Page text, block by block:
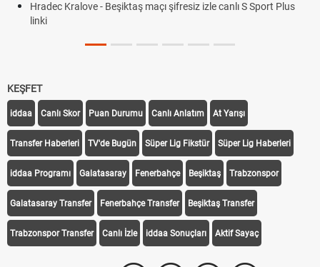
Hradec Kralove - Beşiktaş maçı şifresiz izle canlı S Sport Plus
linki
KEŞFET
iddaa Canlı Skor Puan Durumu Canlı Anlatım At Yarışı
Transfer Haberleri TV'de Bugün Süper Lig Fikstür Süper Lig Haberleri
iddaa Programı Galatasaray Fenerbahçe Beşiktaş Trabzonspor
Galatasaray Transfer Fenerbahçe Transfer Beşiktaş Transfer
Trabzonspor Transfer Canlı İzle iddaa Sonuçları Aktif Sayaç